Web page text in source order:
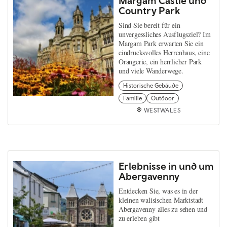
Country Park
Sind Sie bereit für ein
unvergessliches Ausflugsziel? Im
Margam Park erwarten Sie ein
eindrucksvolles Herrenhaus, eine
Orangerie, ein herrlicher Park
und viele Wanderwege.
Historische Gebäude
Familie
Outdoor
WESTWALES
Erlebnisse in und um
Abergavenny
Entdecken Sie, was es in der
kleinen walisischen Marktstadt
Abergavenny alles zu sehen und
zu erleben gibt